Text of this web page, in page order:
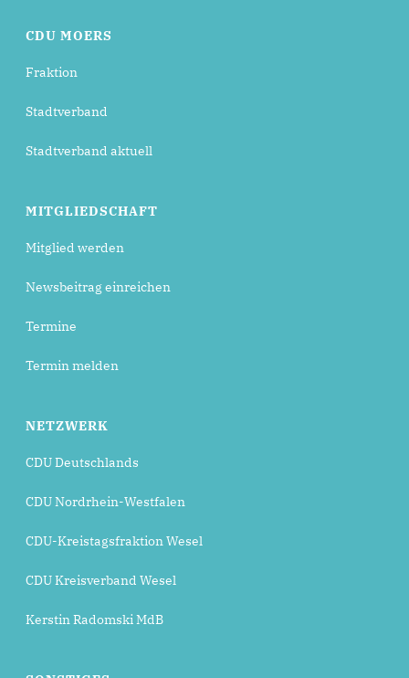
CDU MOERS
Fraktion
Stadtverband
Stadtverband aktuell
MITGLIEDSCHAFT
Mitglied werden
Newsbeitrag einreichen
Termine
Termin melden
NETZWERK
CDU Deutschlands
CDU Nordrhein-Westfalen
CDU-Kreistagsfraktion Wesel
CDU Kreisverband Wesel
Kerstin Radomski MdB